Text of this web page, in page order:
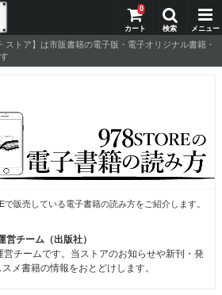
0
ストア】は市販書籍の電子版・電子オリジナル書籍・
販売している電子書籍の読み方をご紹介します。
営チーム（出版社）
営チームです。当ストアのお知らせや新刊・発
メ書籍の情報をおとどけします。